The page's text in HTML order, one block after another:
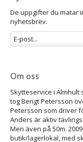
De uppgifter du matar
nyhetsbrev.
Om oss
Skytteservice i Älmhult
tog Bengt Petersson
Petersson som driver
Anders är aktiv
Men även på 50m.
butik/lagerlokal, med